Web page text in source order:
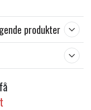
produkter